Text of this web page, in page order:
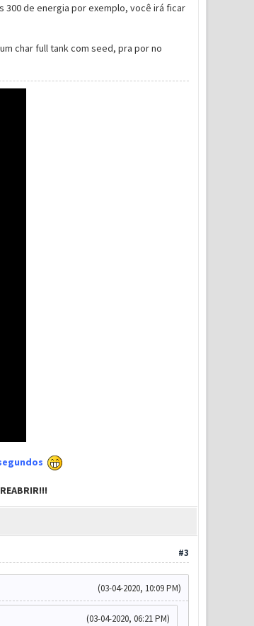
300 de energia por exemplo, você irá ficar
char full tank com seed, pra por no
#3
(03-04-2020, 10:09 PM)
(03-04-2020, 06:21 PM)